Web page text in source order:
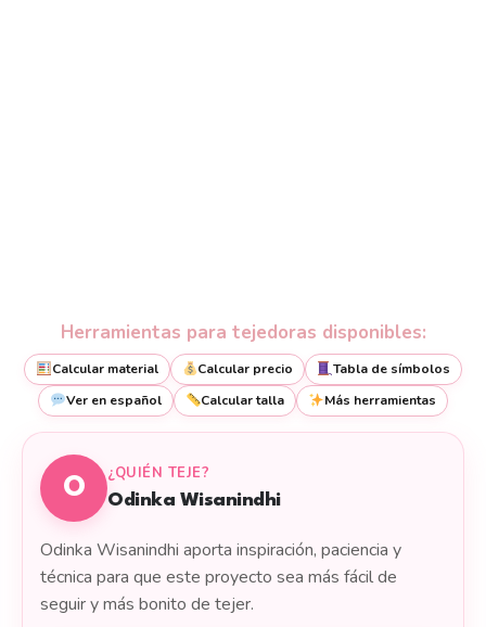
Herramientas para tejedoras disponibles:
Calcular material Calcular precio
Tabla de símbolos
Ver en español
Calcular talla Más herramientas
O
¿QUIÉN TEJE?
Odinka Wisanindhi
Odinka Wisanindhi aporta inspiración, paciencia y
técnica para que este proyecto sea más fácil de
seguir y más bonito de tejer.